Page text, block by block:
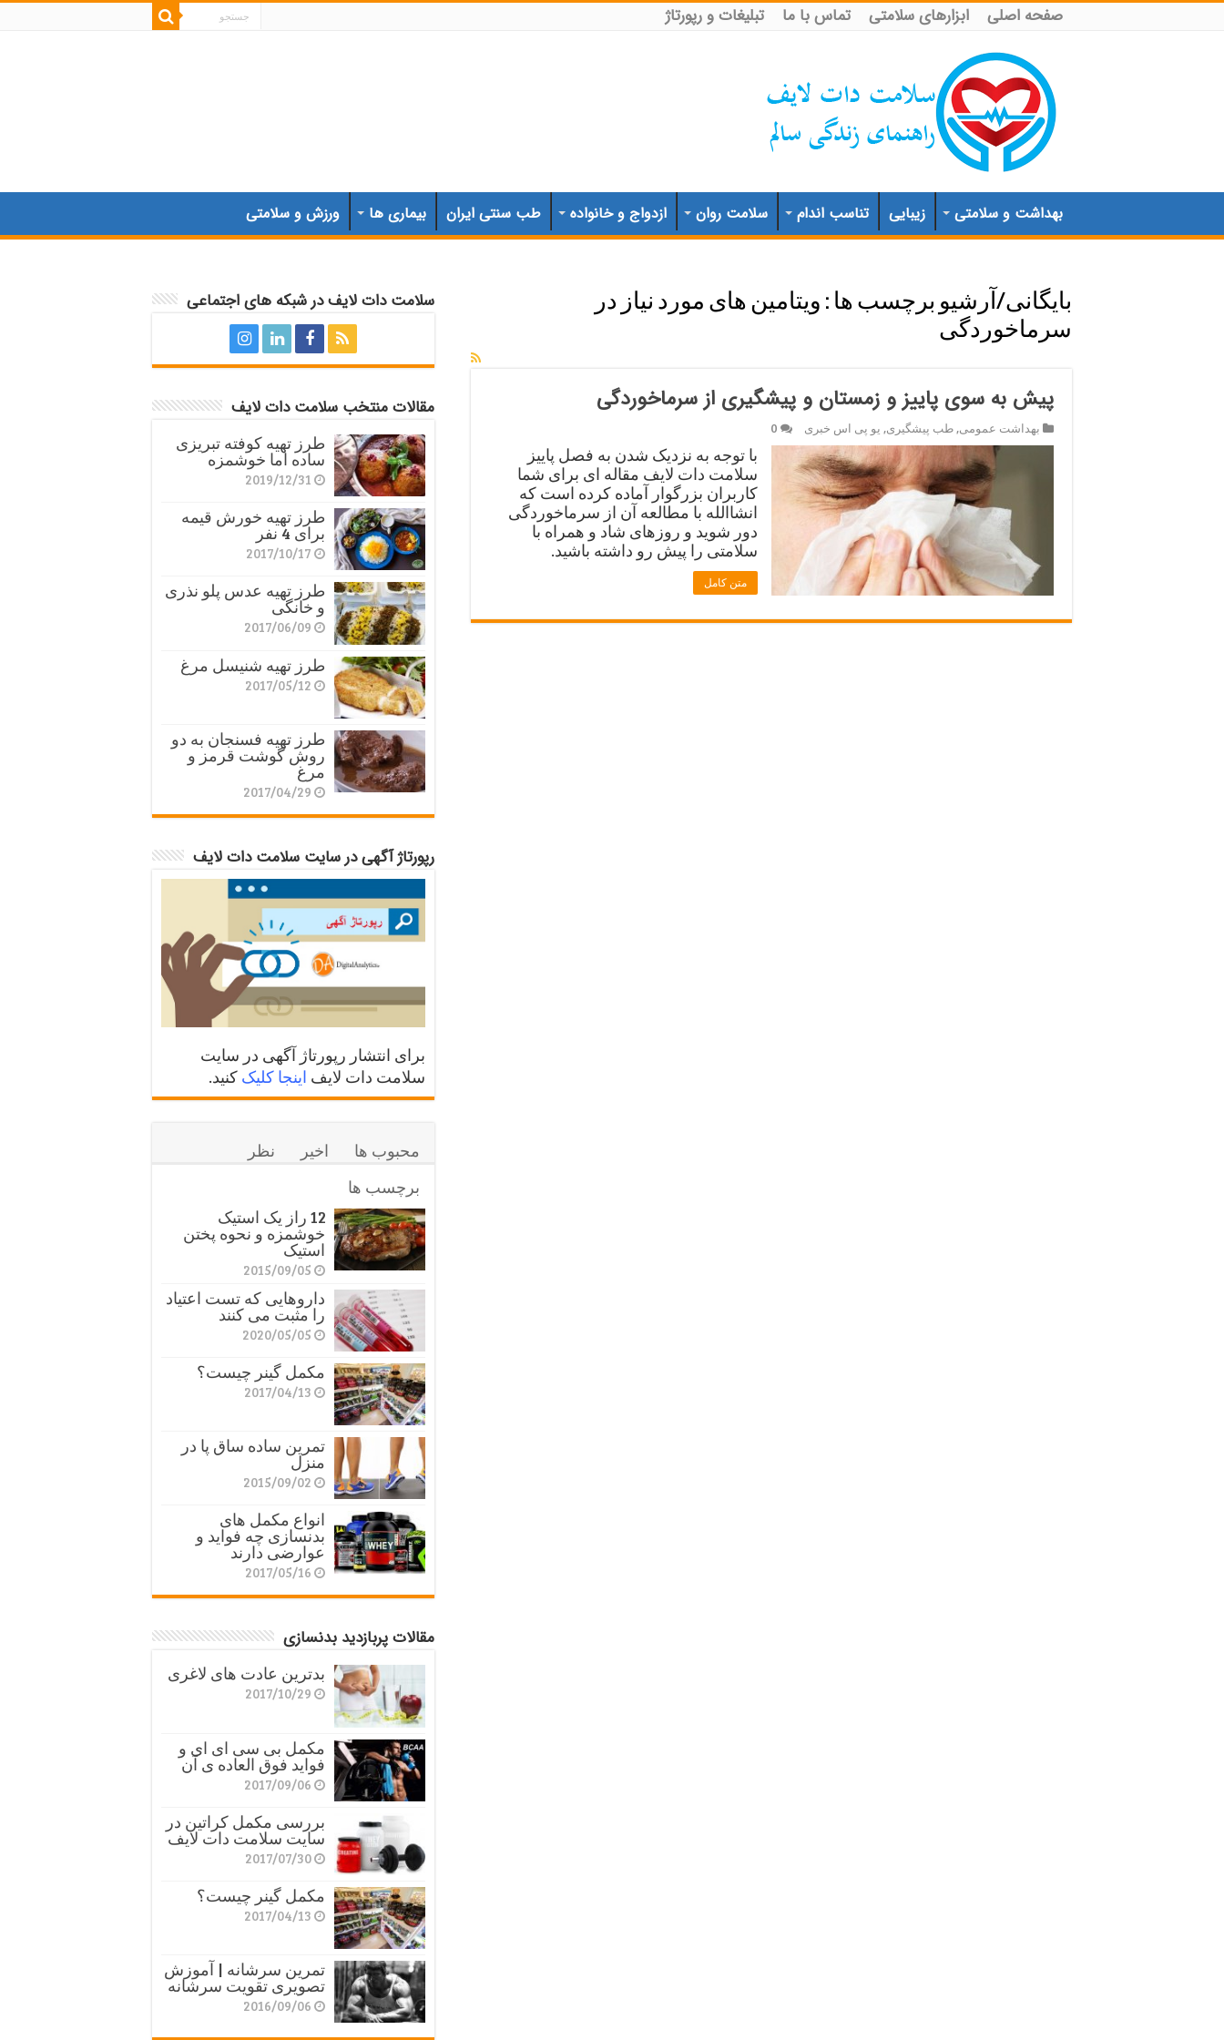
صفحه اصلی ابزارهای سلامتی تماس با ما تبلیغات و رپورتاژ
بهداشت و سلامتی زیبایی تناسب اندام سلامت روان ازدواج و خانواده طب سنتی ایران بیماری ها ورزش و سلامتی
بایگانی/آرشیو برچسب ها : ویتامین های مورد نیاز در
سرماخوردگی
پیش به سوی پاییز و زمستان و پیشگیری از سرماخوردگی
بهداشت عمومی,طب پیشگیری, یو پی اس خبری 0
با توجه به نزدیک شدن به فصل پاییز
سلامت دات لایف مقاله ای برای شما
کاربران بزرگوار آماده کرده است که
انشاالله با مطالعه آن از سرماخوردگی
دور شوید و روزهای شاد و همراه با
سلامتی را پیش رو داشته باشید.
متن کامل
سلامت دات لایف در شبکه های اجتماعی
مقالات منتخب سلامت دات لایف
طرز تهیه کوفته تبریزی
ساده اما خوشمزه
2019/12/31
طرز تهیه خورش قیمه
برای 4 نفر
2017/10/17
طرز تهیه عدس پلو نذری
و خانگی
2017/06/09
طرز تهیه شنیسل مرغ
2017/05/12
طرز تهیه فسنجان به دو
روش گوشت قرمز و
مرغ
2017/04/29
رپورتاژ آگهی در سایت سلامت دات لایف
برای انتشار رپورتاژ آگهی در سایت
سلامت دات لایف اینجا کلیک کنید.
محبوب ها اخیر
نظر
برچسب ها
12 راز یک استیک
خوشمزه و نحوه پختن
استیک
2015/09/05
داروهایی که تست اعتیاد
را مثبت می کنند
2020/05/05
مکمل گینر چیست؟
2017/04/13
تمرین ساده ساق پا در
منزل
2015/09/02
انواع مکمل های
بدنسازی چه فواید و
عوارضی دارند
2017/05/16
مقالات پربازدید بدنسازی
بدترین عادت های لاغری
2017/10/29
مکمل بی سی ای ای و
فواید فوق العاده ی آن
2017/09/06
بررسی مکمل کراتین در
سایت سلامت دات لایف
2017/07/30
مکمل گینر چیست؟
2017/04/13
تمرین سرشانه | آموزش
تصویری تقویت سرشانه
2016/09/06